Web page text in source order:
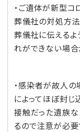
・ご遺体が新型コ
葬儀社の対処方
葬儀社に伝えるよ
れができない場合
・感染者が故人
によってほぼ封じ
接触だった遺族
るので注意が必要